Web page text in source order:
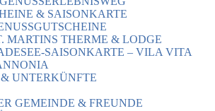
& SAISONKARTE
MARTINS THERME & LODGE
SAISONKARTE – VILA VITA
UNTERKÜNFTE
GEMEINDE & FREUNDE